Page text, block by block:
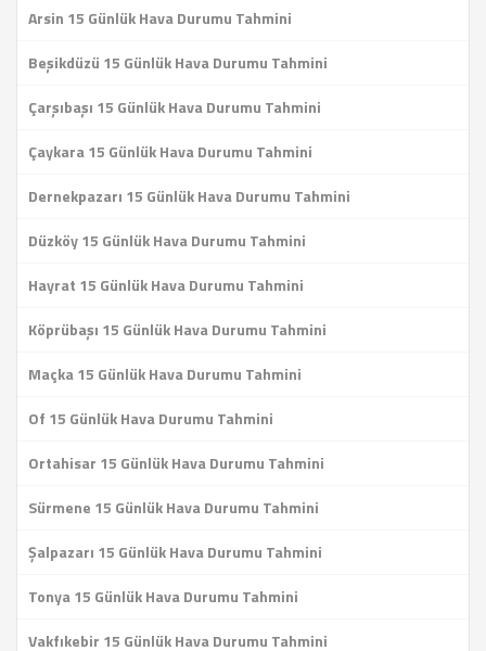
Arsin 15 Günlük Hava Durumu Tahmini
Beşikdüzü 15 Günlük Hava Durumu Tahmini
Çarşıbaşı 15 Günlük Hava Durumu Tahmini
Çaykara 15 Günlük Hava Durumu Tahmini
Dernekpazarı 15 Günlük Hava Durumu Tahmini
Düzköy 15 Günlük Hava Durumu Tahmini
Hayrat 15 Günlük Hava Durumu Tahmini
Köprübaşı 15 Günlük Hava Durumu Tahmini
Maçka 15 Günlük Hava Durumu Tahmini
Of 15 Günlük Hava Durumu Tahmini
Ortahisar 15 Günlük Hava Durumu Tahmini
Sürmene 15 Günlük Hava Durumu Tahmini
Şalpazarı 15 Günlük Hava Durumu Tahmini
Tonya 15 Günlük Hava Durumu Tahmini
Vakfıkebir 15 Günlük Hava Durumu Tahmini